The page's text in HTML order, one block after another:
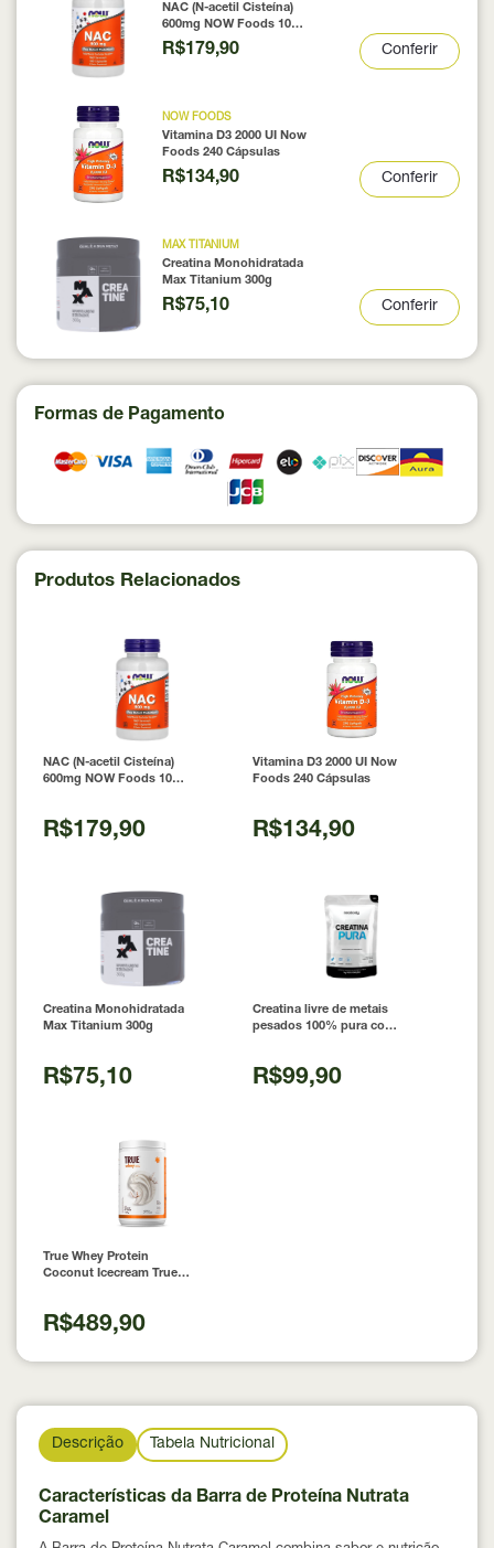
NAC (N-acetil Cisteína)
600mg NOW Foods 100
Cápsulas
R$179,90 Conferir
NOW FOODS
Vitamina D3 2000 UI Now
Foods 240 Cápsulas
R$134,90 Conferir
MAX TITANIUM
Creatina Monohidratada
Max Titanium 300g
R$75,10 Conferir
Formas de Pagamento
Produtos Relacionados
NAC (N-acetil Cisteína)
600mg NOW Foods 100
R$179,90
Vitamina D3 2000 UI Now
Foods 240 Cápsulas
R$134,90
Creatina Monohidratada
Max Titanium 300g
R$75,10
Creatina livre de metais
pesados 100% pura com
R$99,90
True Whey Protein
Coconut Icecream True
R$489,90
Descrição Tabela Nutricional
Características da Barra de Proteína Nutrata
Caramel